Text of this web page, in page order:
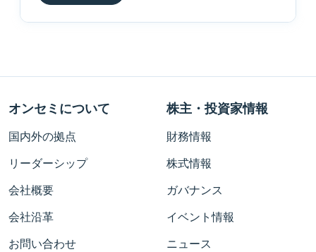
オンセミについて
国内外の拠点
リーダーシップ
会社概要
会社沿革
お問い合わせ
株主・投資家情報
財務情報
株式情報
ガバナンス
イベント情報
ニュース